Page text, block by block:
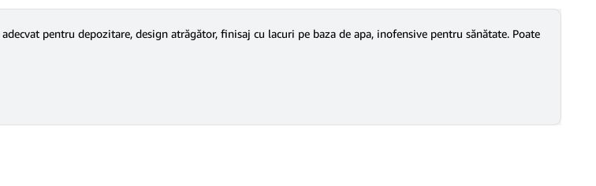
pentru depozitare, design atrăgător, finisaj cu lacuri pe baza de apa, inofensive pentru sănătate. Poate